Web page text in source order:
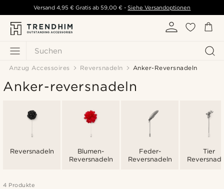
Suchen
Versand 4,95 € Gratis ab 59,00 € - Siehe Versandoptionen
Anzug Accessoires Reversnadeln Anker-Reversnadeln
Anker-reversnadeln
Reversnadeln
Blumen-
Reversnadeln
Feder-
Reversnadeln
Tier
4 Produkte